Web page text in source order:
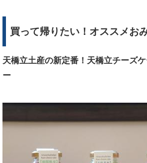
買って帰りたい！オススメお
天橋立土産の新定番！天橋立チーズ
ー